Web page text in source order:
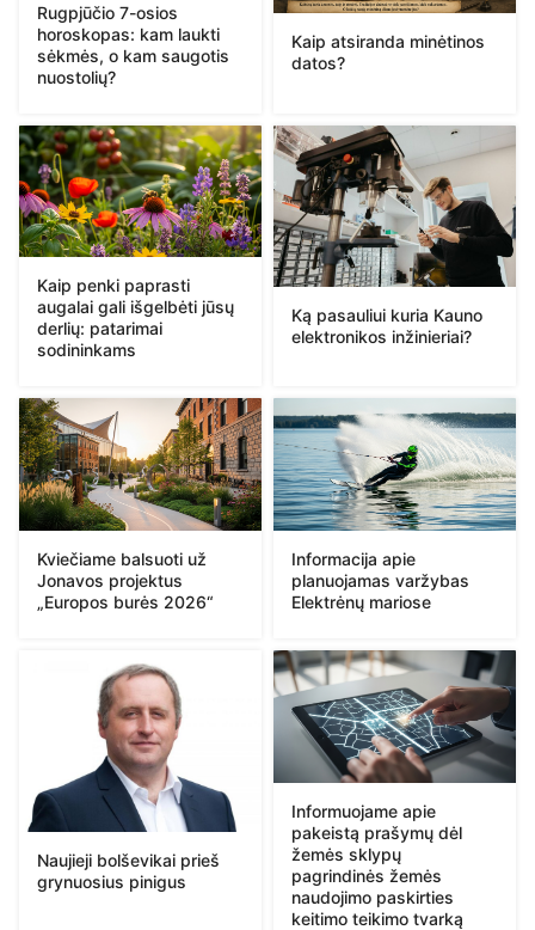
Rugpjūčio 7-osios
horoskopas: kam laukti
sėkmės, o kam saugotis
nuostolių?
Kaip atsiranda minėtinos
datos?
Kaip penki paprasti
augalai gali išgelbėti jūsų
derlių: patarimai
sodininkams
Ką pasauliui kuria Kauno
elektronikos inžinieriai?
Kviečiame balsuoti už
Jonavos projektus
„Europos burės 2026“
Informacija apie
planuojamas varžybas
Elektrėnų mariose
Naujieji bolševikai prieš
grynuosius pinigus
Informuojame apie
pakeistą prašymų dėl
žemės sklypų
pagrindinės žemės
naudojimo paskirties
keitimo teikimo tvarką